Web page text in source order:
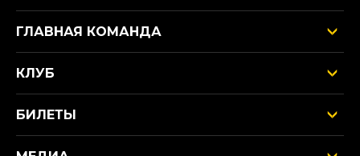
ГЛАВНАЯ КОМАНДА
КЛУБ
БИЛЕТЫ